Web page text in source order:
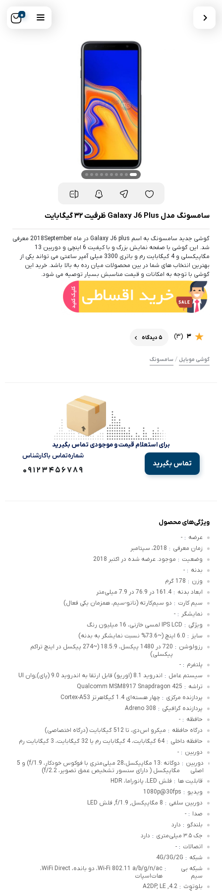
0
سامسونگ مدل Galaxy J6 Plus ظرفیت ۳۲ گیگابایت
گوشی جدید سامسونگ به اسم Galaxy J6 plus در ماه 2018September معرفی
شد. این گوشی با صفحه نمایش بزرگ و با کیفیت 6 اینچی و دوربین 13
مگاپیکسلی و 4 گیگابایت رم و باتری 3300 میلی آمپر ساعتی می تواند یکی از
بهترین انتخاب های شما در بین محصولات میان رده به بالا باشد. خرید این
گوشی با توجه به امکانات و قیمت مناسبش بسیار توصیه می شود.
3
(3) 5 دیدگاه
گوشی موبایل / سامسونگ
برای استعلام قیمت و موجودی تماس بگیرید
تماس بگیرید
شماره‌تماس‌ با‌کارشناس
09123456789
ویژگی‌های محصول
عرضه :
-
زمان معرفی : 2018، سپتامبر
وضعیت : موجود. عرضه شده در اکتبر 2018
بدنه :
-
وزن : 178 گرم
ابعاد بدنه : 161.4 در 76.9 در 7.9 میلی‌متر
سیم کارت : دو سیم‌کارته (نانو-سیم، همزمان یکی فعال)
نمایشگر :
-
ویژگی : IPS LCD لمسی خازنی، 16 میلیون رنگ
سایز : 6.0 اینچ (~73.6% نسبت نمایشگر به بدنه)
رزولوشن :
720 در 1480 پیکسل، 18.5:9 (~274 پیکسل در اینچ تراکم
پیکسلی)
پلتفرم :
-
سیستم عامل : اندروید 8.1 (اوریو) قابل ارتقا به اندروید 9.0 (پای);وان UI
تراشه :
Qualcomm MSM8917 Snapdragon 425
پردازنده مرکزی : چهار هسته‌ای 1.4 گیگاهرتز Cortex-A53
پردازنده گرافیکی :
Adreno 308
حافظه :
-
درگاه حافظه : میکرو اس‌دی، تا 512 گیگابایت (درگاه اختصاصی)
حافظه داخلی : 64 گیگابایت، 4 گیگابایت رم یا 32 گیگابایت، 3 گیگابایت رم
دوربین :
-
دوربین
اصلی
:
دوگانه :13 مگاپیکسل،28 میلی‌متری با فوکوس خودکار، f/1.9) و 5
مگاپیکسل ( دارای سنسور تشخیص عمق تصویر، f/2.2)
قابلیت ها : فلش LED، پانوراما، HDR
ویدیو :
1080p@30fps
دوربین سلفی : 8 مگاپیکسل, f/1.9, فلش LED
صدا :
-
بلندگو : دارد
جک ۳.۵ میلی‌متری
: دارد
اتصالات :
-
شبکه :
4G/3G/2G
شبکه بی
سیم
:
Wi-Fi 802.11 a/b/g/n/ac، دو بانده، WiFi Direct،
هات‌اسپات
بلوتوٍث :
4.2, A2DP, LE